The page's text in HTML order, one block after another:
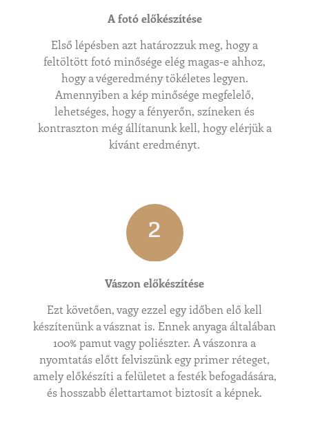
A fotó előkészítése
Első lépésben azt határozzuk meg, hogy a
feltöltött fotó minősége elég magas-e ahhoz,
hogy a végeredmény tökéletes legyen.
Amennyiben a kép minősége megfelelő,
lehetséges, hogy a fényerőn, színeken és
kontraszton még állítanunk kell, hogy elérjük a
kívánt eredményt.
2
Vászon előkészítése
Ezt követően, vagy ezzel egy időben elő kell
készítenünk a vásznat is. Ennek anyaga általában
100% pamut vagy poliészter. A vászonra a
nyomtatás előtt felviszünk egy primer réteget,
amely előkészíti a felületet a festék befogadására,
és hosszabb élettartamot biztosít a képnek.